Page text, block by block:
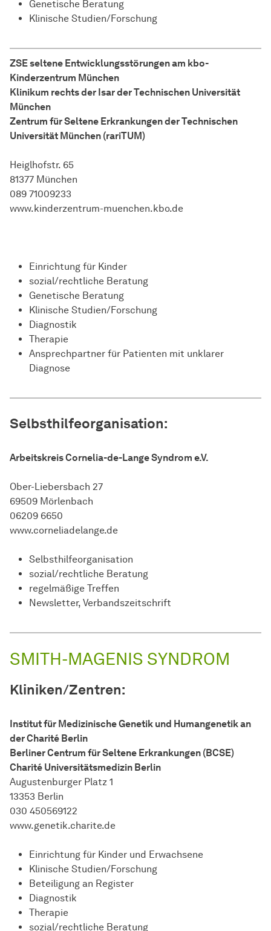
Genetische Beratung
Klinische Studien/Forschung
ZSE seltene Entwicklungsstörungen am kbo-
Kinderzentrum München
Klinikum rechts der Isar der Technischen Universität
München
Zentrum für Seltene Erkrankungen der Technischen
Universität München (rariTUM)
Heiglhofstr. 65
81377 München
089 71009233
www.kinderzentrum-muenchen.kbo.de
Einrichtung für Kinder
sozial/rechtliche Beratung
Genetische Beratung
Klinische Studien/Forschung
Diagnostik
Therapie
Ansprechpartner für Patienten mit unklarer
Diagnose
Selbsthilfeorganisation:
Arbeitskreis Cornelia-de-Lange Syndrom e.V.
Ober-Liebersbach 27
69509 Mörlenbach
06209 6650
www.corneliadelange.de
Selbsthilfeorganisation
sozial/rechtliche Beratung
regelmäßige Treffen
Newsletter, Verbandszeitschrift
SMITH-MAGENIS SYNDROM
Kliniken/Zentren:
Institut für Medizinische Genetik und Humangenetik an
der Charité Berlin
Berliner Centrum für Seltene Erkrankungen (BCSE)
Charité Universitätsmedizin Berlin
Augustenburger Platz 1
13353 Berlin
030 450569122
www.genetik.charite.de
Einrichtung für Kinder und Erwachsene
Klinische Studien/Forschung
Beteiligung an Register
Diagnostik
Therapie
sozial/rechtliche Beratung